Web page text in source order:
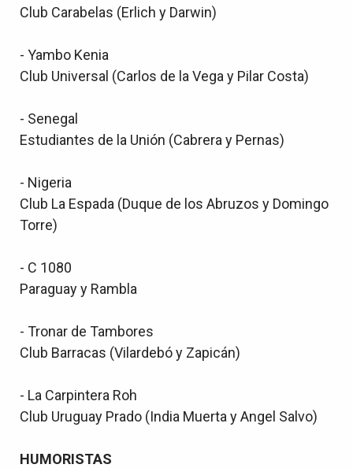
Club Carabelas (Erlich y Darwin)
- Yambo Kenia
Club Universal (Carlos de la Vega y Pilar Costa)
- Senegal
Estudiantes de la Unión (Cabrera y Pernas)
- Nigeria
Club La Espada (Duque de los Abruzos y Domingo
Torre)
- C 1080
Paraguay y Rambla
- Tronar de Tambores
Club Barracas (Vilardebó y Zapicán)
- La Carpintera Roh
Club Uruguay Prado (India Muerta y Angel Salvo)
HUMORISTAS